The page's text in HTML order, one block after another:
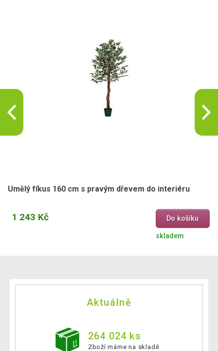
Umělý fíkus 160 cm s pravým dřevem do interiéru
1 243 Kč Do košíku
skladem
Aktuálně
264 024 ks
Zboží máme na skladě